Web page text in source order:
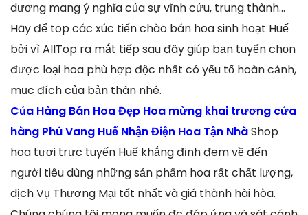
dương mang ý nghĩa của sự vĩnh cửu, trung thành…
Hãy để top các xúc tiến chào bán hoa sinh hoạt Huế
bởi vì AllTop ra mắt tiếp sau đây giúp bạn tuyển chọn
được loại hoa phù hợp độc nhất có yếu tố hoàn cảnh,
mục đích của bản thân nhé.
Của Hàng Bán Hoa Đẹp Hoa mừng khai trương cửa
hàng Phú Vang Huế Nhận Điện Hoa Tận NhàShop
hoa tươi trực tuyến Huế khẳng định đem về đến
người tiêu dùng những sản phẩm hoa rất chất lượng,
dịch Vụ Thương Mại tốt nhất và giá thành hài hòa.